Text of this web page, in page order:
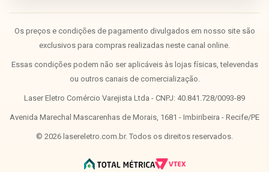
Os preços e condições de pagamento divulgados em nosso site são
exclusivos para compras realizadas neste canal online.
Essas condições podem não ser aplicáveis às lojas físicas, televendas
ou outros canais de comercialização.
Laser Eletro Comércio Varejista Ltda - CNPJ: 40.841.728/0093-89
Avenida Marechal Mascarenhas de Morais, 1681 - Imbiribeira - Recife/PE
© 2026 lasereletro.com.br. Todos os direitos reservados.